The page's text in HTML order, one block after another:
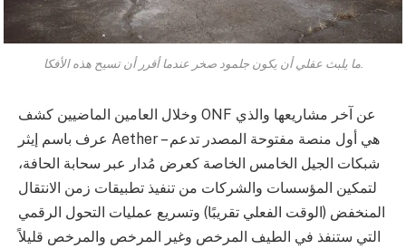
ما يلبث عقلي أن يكون جلمود صخر عندما أقرر أن تسيح هذه الأفكا.
وخلال العامين الماضيين كشف ONF عن آخر مشاريعها والذي
عرف باسم إيثر Aether – هي أول منصة مفتوحة المصدر تدعم
شبكات الجيل الخامس الخاصة كعرض مُدار عبر سحابة الحافة،
لتمكين المؤسسات والشركات من تنفيذ تطبيقات زمن الانتقال
المنخفض (الوقت الفعلي تقريبًا) وتسريع عمليات التحول الرقمي
التي ستنفذ في الطيف المرخص وغير المرخص والمرخص قليلاً